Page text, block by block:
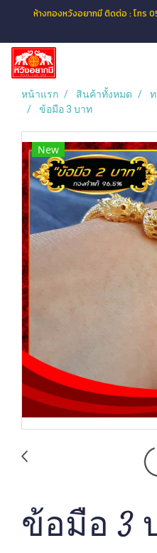
ห้างทองหวังอยากมี ติดต่อ : โทร
หน้าแรก สินค้าทั้งหมด
ข้อมือ 3 บาท
New
ข้อมือ 3